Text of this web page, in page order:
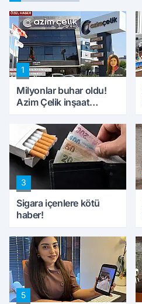
1
Milyonlar buhar oldu!
Azim Çelik inşaat
konuştu
3
Sigara içenlere kötü
haber!
5